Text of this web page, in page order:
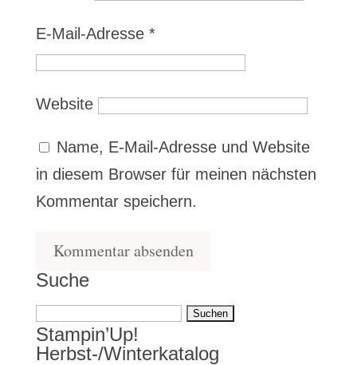
E-Mail-Adresse *
Website
Name, E-Mail-Adresse und Website
in diesem Browser für meinen nächsten
Kommentar speichern.
Suche
Suchen
nach:
Stampin’Up!
Herbst-/Winterkatalog